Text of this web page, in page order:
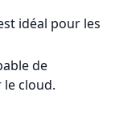
idéal pour les
de
cloud.